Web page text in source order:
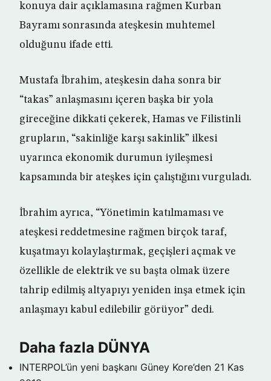
konuya dair açıklamasına rağmen Kurban
Bayramı sonrasında ateşkesin muhtemel
olduğunu ifade etti.
Mustafa İbrahim, ateşkesin daha sonra bir
“takas” anlaşmasını içeren başka bir yola
gireceğine dikkati çekerek, Hamas ve Filistinli
grupların, “sakinliğe karşı sakinlik” ilkesi
uyarınca ekonomik durumun iyileşmesi
kapsamında bir ateşkes için çalıştığını vurguladı.
İbrahim ayrıca, “Yönetimin katılmaması ve
ateşkesi reddetmesine rağmen birçok taraf,
kuşatmayı kolaylaştırmak, geçişleri açmak ve
özellikle de elektrik ve su başta olmak üzere
tahrip edilmiş altyapıyı yeniden inşa etmek için
anlaşmayı kabul edilebilir görüyor” dedi.
Daha fazla DÜNYA
INTERPOL’ün yeni başkanı Güney Kore’den 21 Kas